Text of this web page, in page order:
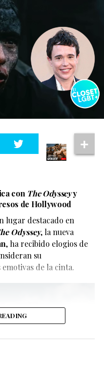
con The Odysseyy
de Hollywood
lugar destacado en
Odyssey, la nueva
, ha recibido elogios de
su
de la cinta.